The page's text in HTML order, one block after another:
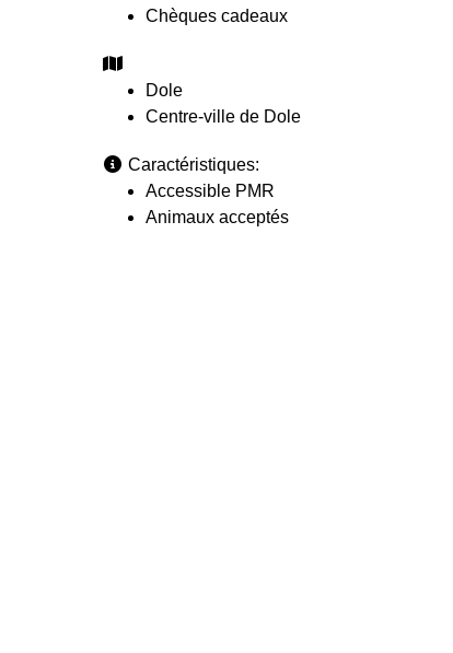
Chèques cadeaux
Dole
Centre-ville de Dole
Caractéristiques:
Accessible PMR
Animaux acceptés